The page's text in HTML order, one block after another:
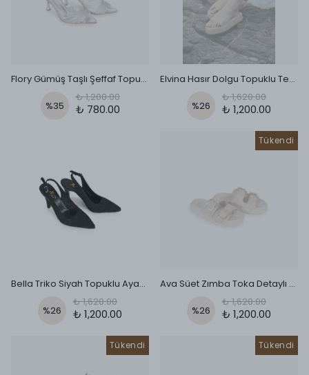
Flory Gümüş Taşlı Şeffaf Topuklu Ayakkabı
%35
₺ 1,200.00
₺ 780.00
Elvina Hasır Dolgu Topuklu Terlik
%26
₺ 1,620.00
₺ 1,200.00
Bella Triko Siyah Topuklu Ayakkabı
%26
₺ 1,620.00
₺ 1,200.00
Tükendi
Ava Süet Zımba Toka Detaylı Bej Terlik
%26
₺ 1,620.00
₺ 1,200.00
Tükendi Tükendi